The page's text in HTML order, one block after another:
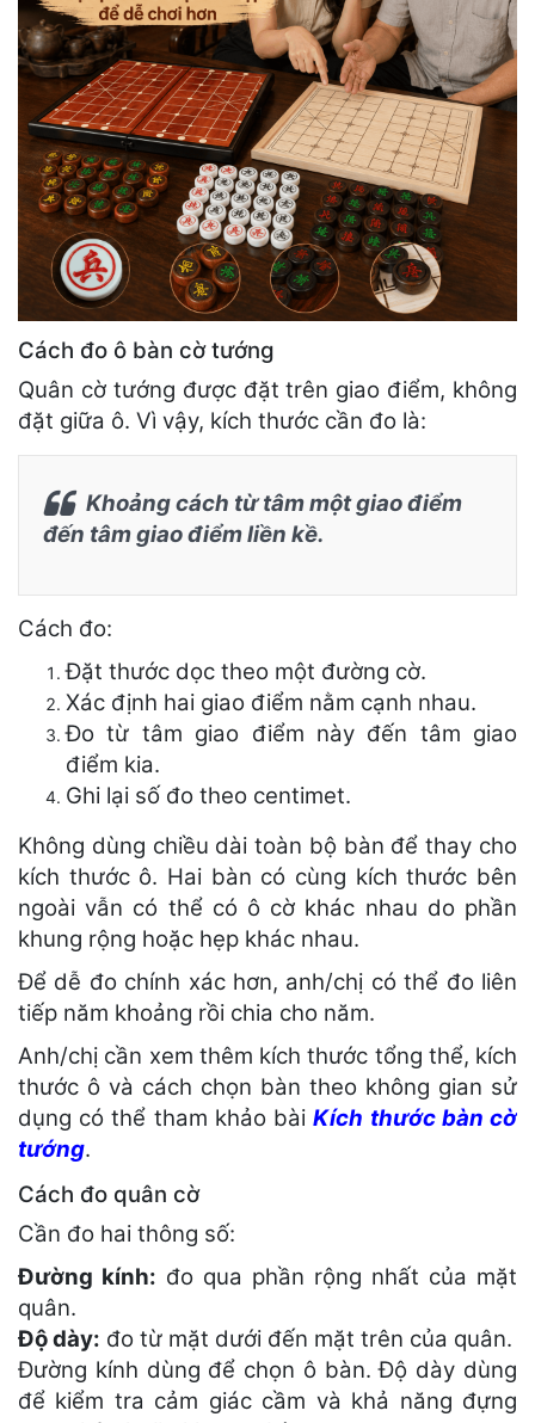
Cách đo ô bàn cờ tướng
Quân cờ tướng được đặt trên giao điểm, không
đặt giữa ô. Vì vậy, kích thước cần đo là:
Khoảng cách từ tâm một giao điểm
đến tâm giao điểm liền kề.
Cách đo:
Đặt thước dọc theo một đường cờ.
Xác định hai giao điểm nằm cạnh nhau.
Đo từ tâm giao điểm này đến tâm giao
điểm kia.
Ghi lại số đo theo centimet.
Không dùng chiều dài toàn bộ bàn để thay cho
kích thước ô. Hai bàn có cùng kích thước bên
ngoài vẫn có thể có ô cờ khác nhau do phần
khung rộng hoặc hẹp khác nhau.
Để dễ đo chính xác hơn, anh/chị có thể đo liên
tiếp năm khoảng rồi chia cho năm.
Anh/chị cần xem thêm kích thước tổng thể, kích
thước ô và cách chọn bàn theo không gian sử
dụng có thể tham khảo bàiKích thước bàn cờ
tướng.
Cách đo quân cờ
Cần đo hai thông số:
Đường kính: đo qua phần rộng nhất của mặt
quân.
Độ dày: đo từ mặt dưới đến mặt trên của quân.
Đường kính dùng để chọn ô bàn. Độ dày dùng
để kiểm tra cảm giác cầm và khả năng đựng